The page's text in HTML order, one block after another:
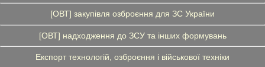
[ОВТ] закупівля озброєння для ЗС України
[ОВТ] надходження до ЗСУ та інших формувань
Експорт технологій, озброєння і військової техніки